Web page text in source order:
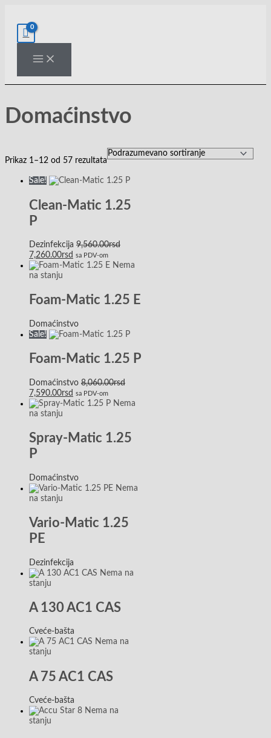
sadržaj
Domaćinstvo
Prikaz 1–12 od 57 rezultata
Sale!
Clean-Matic 1.25
P
Dezinfekcija 9,560.00rsd
je
bila:
9,560.00rsd.
7,260.00rsd sa PDV-om
Nema
na stanju
Foam-Matic 1.25 E
Domaćinstvo
Sale!
Foam-Matic 1.25 P
Domaćinstvo 8,060.00rsd
je
bila:
8,060.00rsd.
7,590.00rsd sa PDV-om
Nema
na stanju
Spray-Matic 1.25
P
Domaćinstvo
Nema
na stanju
Vario-Matic 1.25
PE
Dezinfekcija
Nema na
stanju
A 130 AC1 CAS
Cveće-bašta
Nema na
stanju
A 75 AC1 CAS
Cveće-bašta
Nema na
stanju
je
bila:
4,504.00rsd.